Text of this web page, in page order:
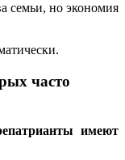
семьи, но экономия
часто
имеют